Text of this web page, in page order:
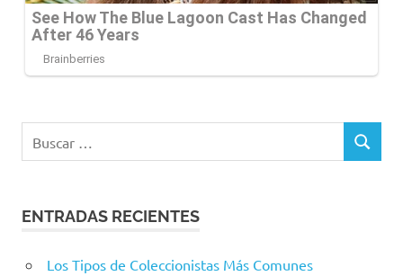
BUSCAR
ENTRADAS RECIENTES
Los Tipos de Coleccionistas Más Comunes